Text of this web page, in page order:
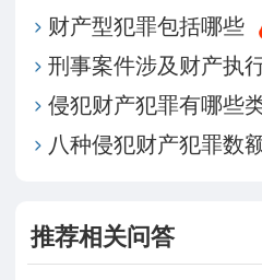
财产型犯罪包括哪些
刑事案件涉及财产执
侵犯财产犯罪有哪些
八种侵犯财产犯罪数
推荐相关问答